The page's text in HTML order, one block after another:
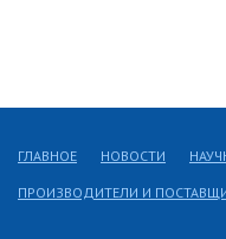
ГЛАВНОЕ НОВОСТИ
ПРОИЗВОДИТЕЛИ И